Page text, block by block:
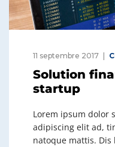
11 septembre 2017
Solution
startup
Lorem ipsum dolor
adipiscing elit ad,
natoque mattis.